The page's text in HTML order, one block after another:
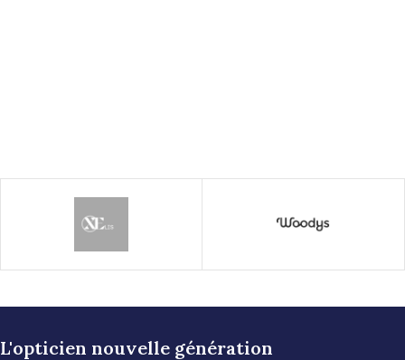
L'opticien nouvelle génération